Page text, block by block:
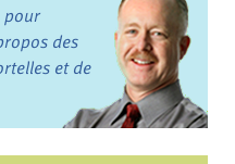
pour
des
et de